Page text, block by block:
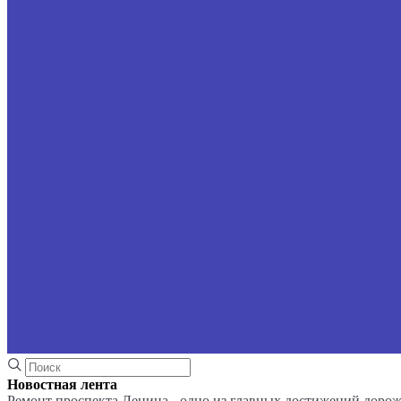
Новостная лента